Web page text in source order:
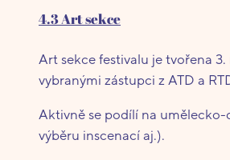
4.3 Art sekce
Art sekce festivalu je tvořena
vybranými zástupci z ATD a
Aktivně se podílí na
výběru inscenací aj.).